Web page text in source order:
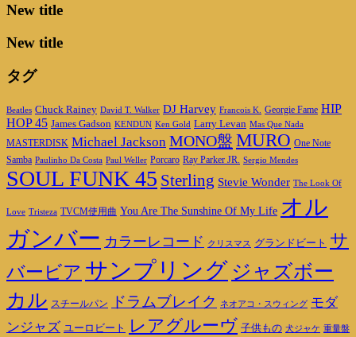
New title
New title
タグ
Beatles Chuck Rainey David T. Walker DJ Harvey Francois K. Georgie Fame HIP
HOP 45 James Gadson KENDUN Ken Gold Larry Levan Mas Que Nada
MASTERDISK Michael Jackson MONO盤 MURO One Note
Samba Paulinho Da Costa Paul Weller Porcaro Ray Parker JR. Sergio Mendes
SOUL FUNK 45 Sterling Stevie Wonder The Look Of
Love Tristeza TVCM使用曲 You Are The Sunshine Of My Life オル
ガンバー カラーレコード クリスマス グランドビート サ
バービア サンプリング ジャズボー
カル スチールパン ドラムブレイク ネオアコ・スウィング モダ
ンジャズ ユーロビート レアグルーヴ 子供もの 犬ジャケ 重量盤